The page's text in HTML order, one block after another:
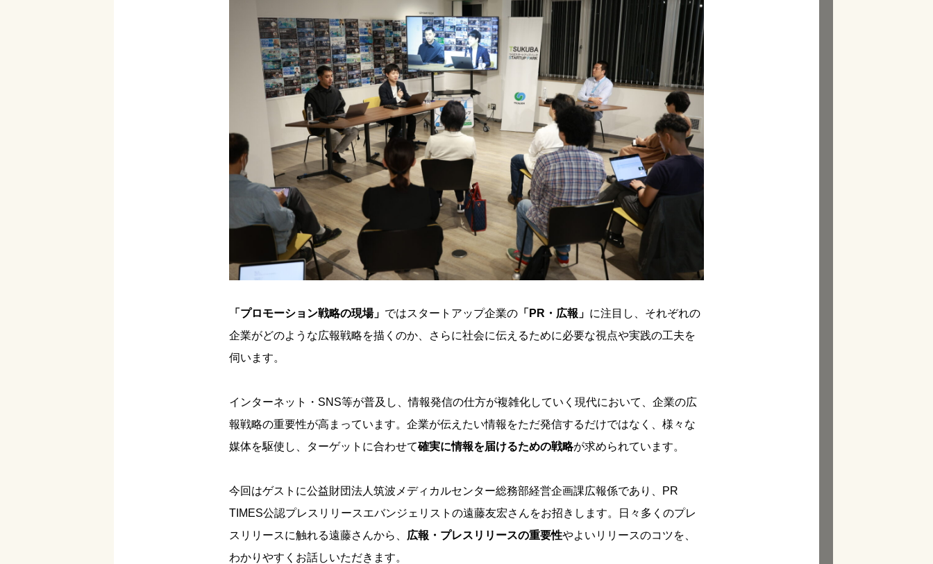
「プロモーション戦略の現場」 ではスタートアップ企業の「PR・広報」 に注目し、それぞれの
企業がどのような広報戦略を描くのか、さらに社会に伝えるために必要な視点や実践の工夫を
伺います。
インターネット・SNS等が普及し、情報発信の仕方が複雑化していく現代において、企業の広
報戦略の重要性が高まっています。企業が伝えたい情報をただ発信するだけではなく、様々な
媒体を駆使し、ターゲットに合わせて確実に情報を届けるための戦略が求められています。
今回はゲストに公益財団法人筑波メディカルセンター総務部経営企画課広報係であり、PR
TIMES公認プレスリリースエバンジェリストの遠藤友宏さんをお招きします。日々多くのプレ
スリリースに触れる遠藤さんから、 広報・プレスリリースの重要性やよいリリースのコツを、
わかりやすくお話しいただきます。